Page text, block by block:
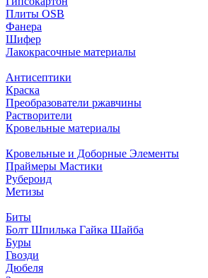
Плиты ОSB
Фанера
Шифер
Лакокрасочные материалы
Антисептики
Краска
Преобразователи ржавчины
Растворители
Кровельные материалы
Кровельные и Доборные Элементы
Праймеры Мастики
Рубероид
Метизы
Биты
Болт Шпилька Гайка Шайба
Буры
Гвозди
Дюбеля